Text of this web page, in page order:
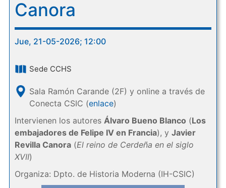
Canora
Jue, 21-05-2026; 12:00
Sede CCHS
Sala Ramón Carande (2F) y online a través de
Conecta CSIC (enlace)
Intervienen los autores Álvaro Bueno Blanco (Los
embajadores de Felipe IV en Francia), y Javier
Revilla Canora(El reino de Cerdeña en el siglo
XVII)
Organiza: Dpto. de Historia Moderna (IH-CSIC)